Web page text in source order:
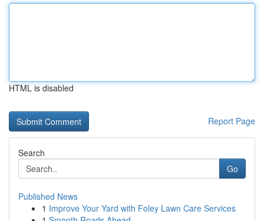
HTML is disabled
Report Page
Search
Go
Published News
1 Improve Your Yard with Foley Lawn Care Services